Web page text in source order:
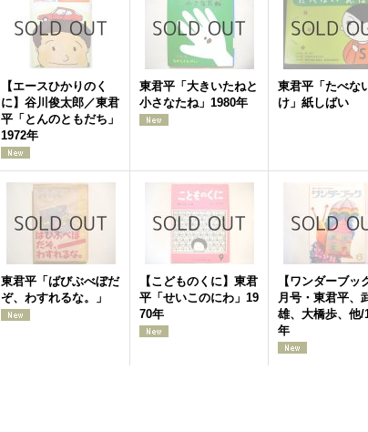
【エースひかりのく
に】谷川俊太郎／東君
平「とんのともだち」
1972年
東君平「大きいたねと
小さなたね」1980年
東君平「たべな
け」紙しばい
東君平「ばびぶべぼだ
ぞ、わすれるな。」
【こどものくに】東君
平「せいこのにわ」19
70年
【ワンダーブッ
月号・東君平、
雄、大橋歩、他/
年